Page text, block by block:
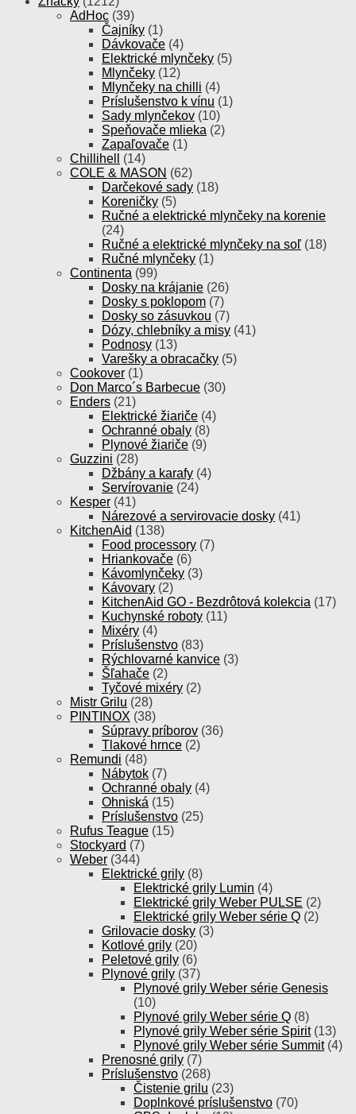
AdHoc (39)
Čajníky (1)
Dávkovače (4)
Elektrické mlynčeky (5)
Mlynčeky (12)
Mlynčeky na chilli (4)
Príslušenstvo k vínu (1)
Sady mlynčekov (10)
Speňovače mlieka (2)
Zapaľovače (1)
Chillihell
(14)
COLE & MASON (62)
Darčekové sady (18)
Koreničky (5)
Ručné a elektrické mlynčeky na korenie
(24)
Ručné a elektrické mlynčeky na soľ (18)
Ručné mlynčeky (1)
Continenta (99)
Dosky na krájanie (26)
Dosky s poklopom (7)
Dosky so zásuvkou (7)
Dózy, chlebníky a misy (41)
Podnosy (13)
Varešky a obracačky (5)
Cookover (1)
Don Marco´s Barbecue (30)
Enders (21)
Elektrické žiariče (4)
Ochranné obaly (8)
Plynové žiariče (9)
Guzzini (28)
Džbány a karafy (4)
Servírovanie (24)
Kesper (41)
Nárezové a servirovacie dosky (41)
KitchenAid (138)
Food processory (7)
Hriankovače (6)
Kávomlynčeky (3)
Kávovary (2)
KitchenAid GO - Bezdrôtová kolekcia (17)
Kuchynské roboty (11)
Mixéry (4)
Príslušenstvo (83)
Rýchlovarné kanvice (3)
Šľahače (2)
Tyčové mixéry (2)
Mistr Grilu (28)
PINTINOX (38)
Súpravy príborov (36)
Tlakové hrnce (2)
Remundi (48)
Nábytok (7)
Ochranné obaly (4)
Ohniská (15)
Príslušenstvo (25)
Rufus Teague (15)
Stockyard (7)
Weber (344)
Elektrické grily (8)
Elektrické grily Lumin (4)
Elektrické grily Weber PULSE (2)
Elektrické grily Weber série Q (2)
Grilovacie dosky (3)
Kotlové grily (20)
Peletové grily (6)
Plynové grily (37)
Plynové grily Weber série Genesis
(10)
Plynové grily Weber série Q (8)
Plynové grily Weber série Spirit (13)
Plynové grily Weber série Summit (4)
Prenosné grily (7)
Príslušenstvo (268)
Čistenie grilu (23)
Doplnkové príslušenstvo (70)